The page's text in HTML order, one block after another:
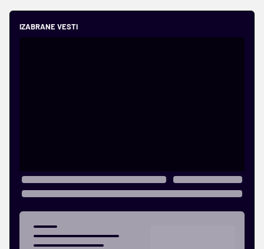
IZABRANE VESTI